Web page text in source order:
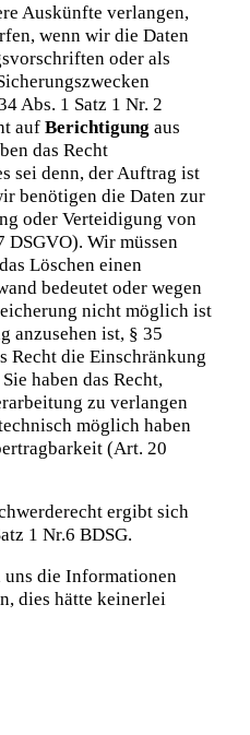
Auskünfte verlangen,
wenn wir die Daten
oder als
Abs. 1 Satz 1 Nr. 2
auf Berichtigung aus
das Recht
sei denn, der Auftrag ist
benötigen die Daten zur
oder Verteidigung von
DSGVO). Wir müssen
Löschen einen
bedeutet oder wegen
nicht möglich ist
anzusehen ist, § 35
Recht die Einschränkung
haben das Recht,
zu verlangen
möglich haben
(Art. 20
ergibt sich
1 Nr.6 BDSG.
uns die Informationen
dies hätte keinerlei